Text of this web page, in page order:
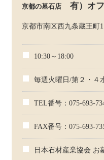
京都の墓石店 有）オ
京都市南区西九条蔵王町
10:30～18:00
毎週火曜日/第２・４
TEL番号：075-693-
FAX番号：075-693-
日本石材産業協会 お